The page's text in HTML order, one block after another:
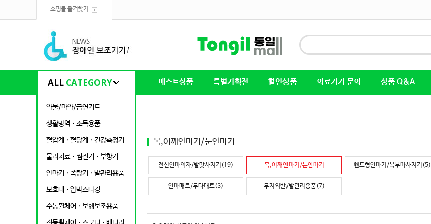
쇼핑몰 즐겨찾기
ALL CATEGORY 베스트상품 특별기획전 할인상품 의료기기 문의 상품 Q&A
약물/마약/금연키트
생활방역ㆍ소독용품
혈압계ㆍ혈당계ㆍ건강측정기
물리치료ㆍ찜질기ㆍ부항기
안마기ㆍ족탕기ㆍ발관리용품
보호대ㆍ압박스타킹
수동휠체어ㆍ보행보조용품
목,어깨안마기/눈안마기
전신안마의자/발맛사지기(19) 목,어깨안마기/눈안마기 핸드형안마기/복부마사지기(5)
안마매트/두타매트(3) 무지외반/발관리용품(7)